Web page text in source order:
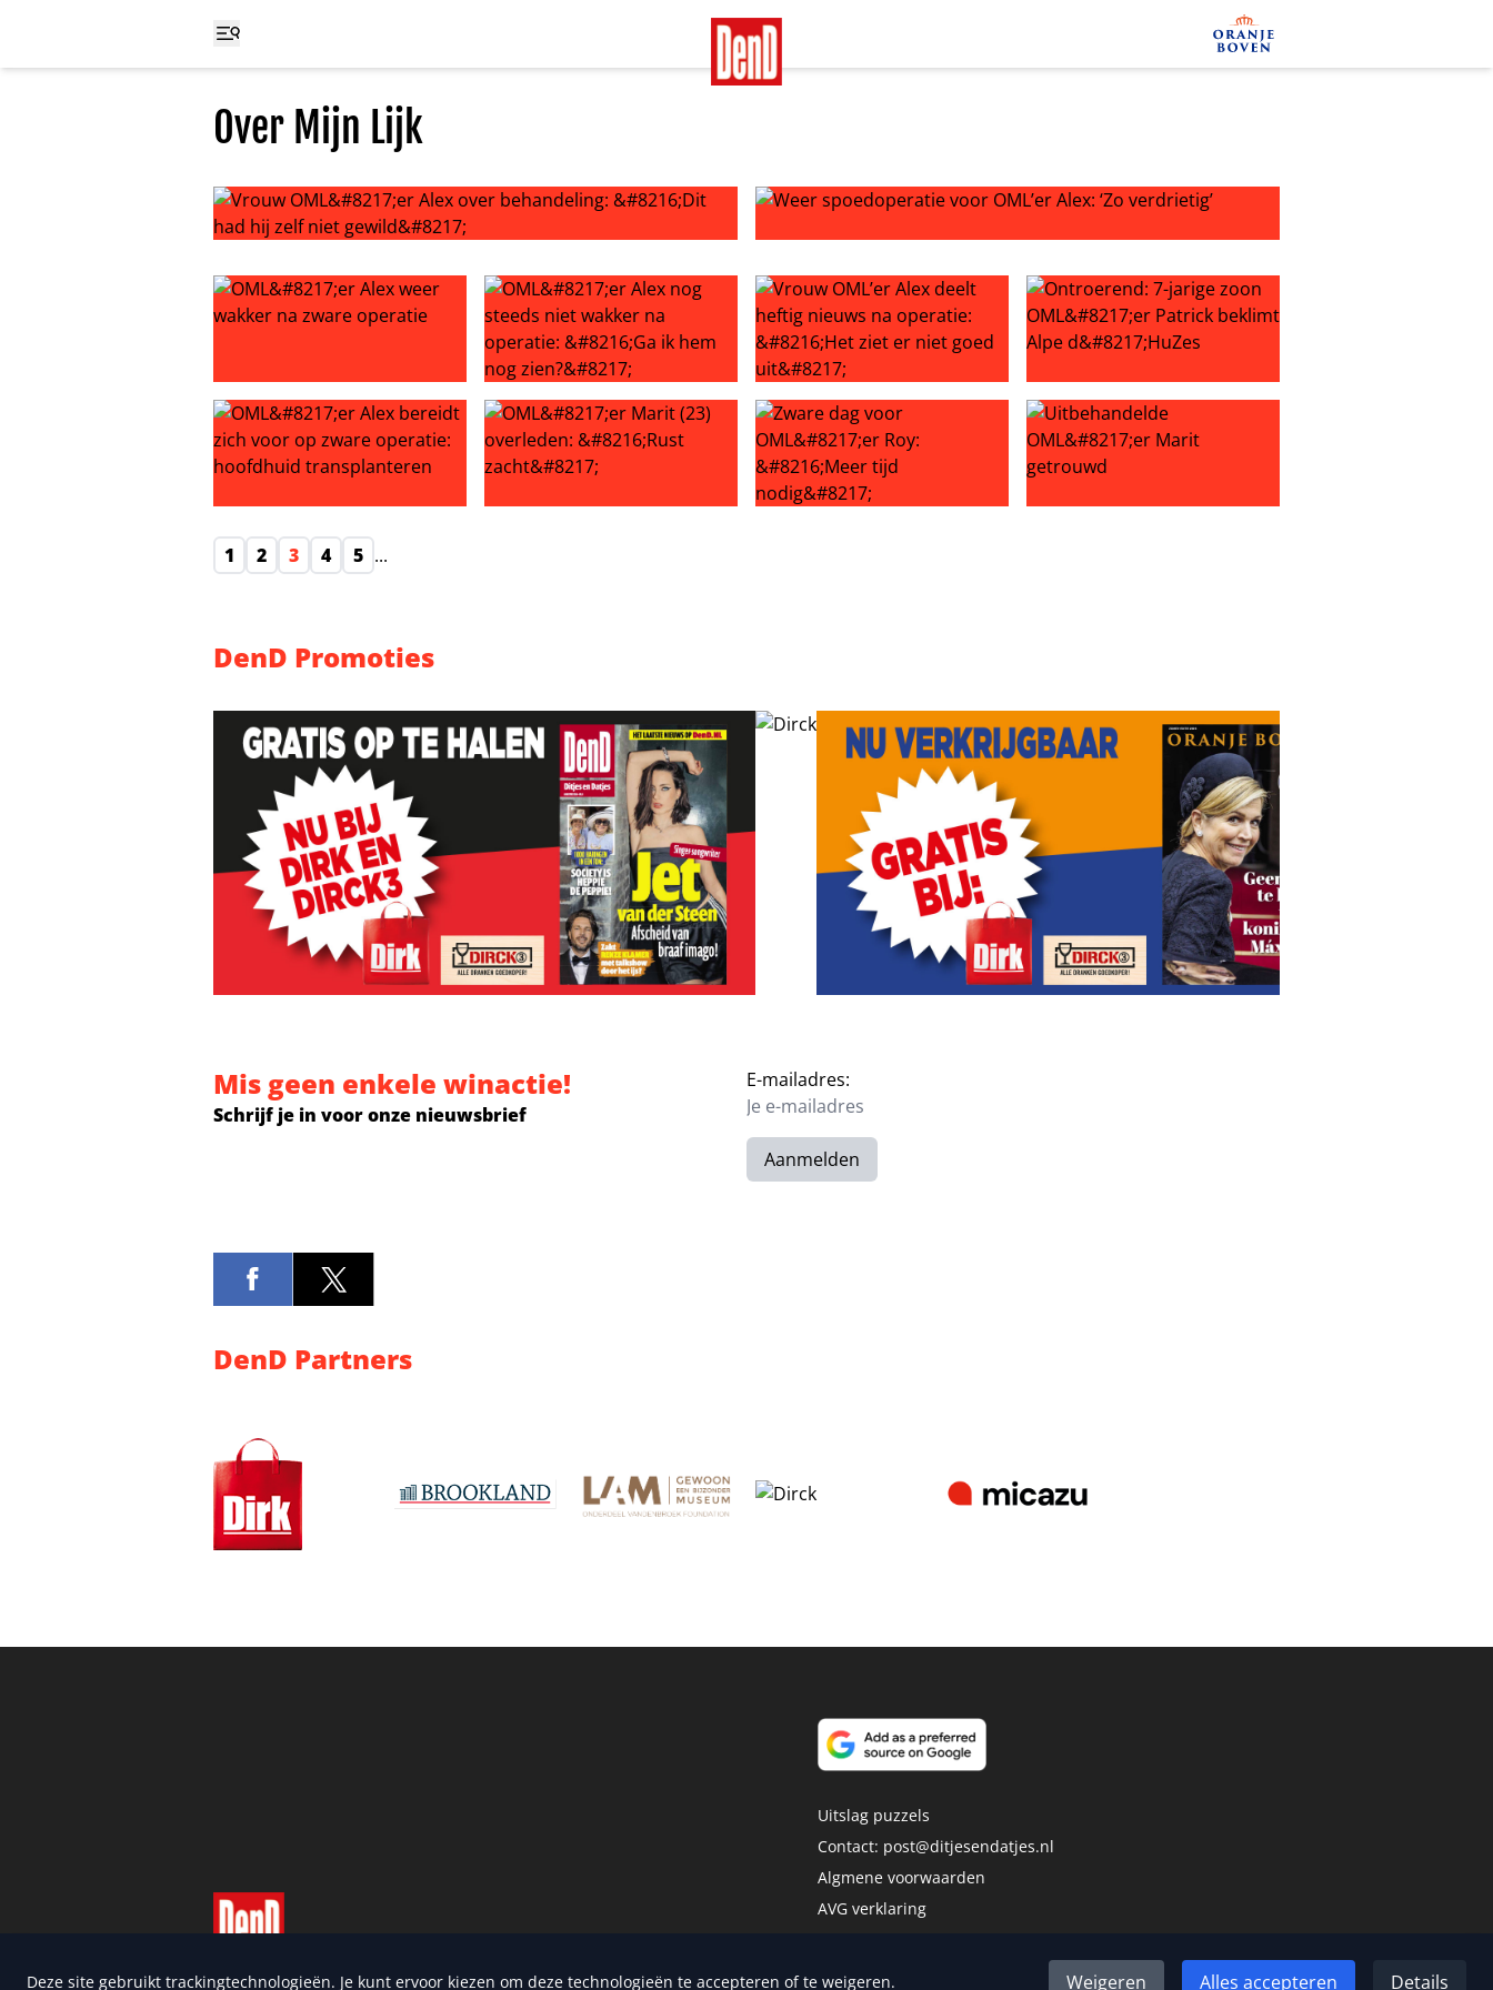
Over Mijn Lijk
OML’er Alex weer wakker na zware operatieOML’er Alex nog steeds niet wakker na operatie: ‘Ga ik hem nog zien?’
Vrouw OML’er Alex deelt heftig nieuws na operatie: ‘Het ziet er niet goed uit’
Ontroerend: 7-jarige zoon OML’er Patrick beklimt Alpe
1
2 3 4 5 ...
DenD Promoties
Mis geen enkele winactie!
Schrijf je in voor onze nieuwsbrief
E-mailadres:
Aanmelden
DenD Partners
Uitslag puzzels
Contact: post@ditjesendatjes.nl
Algmene voorwaarden
AVG verklaring
Deze site gebruikt trackingtechnologieën. Je kunt ervoor kiezen om deze technologieën te accepteren of te weigeren.
Weigeren Alles accepteren Details